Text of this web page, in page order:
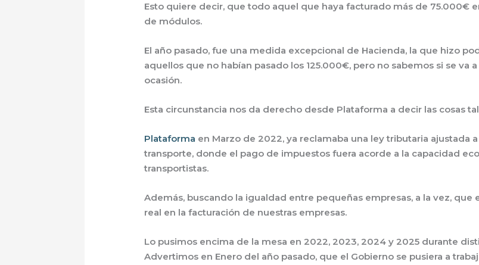
Esto quiere decir, que todo aquel que haya facturado más de 75.000€
de módulos.
El año pasado, fue una medida excepcional de Hacienda, la que hizo
aquellos que no habían pasado los 125.000€, pero no sabemos si se va
ocasión.
Esta circunstancia nos da derecho desde Plataforma a decir las cosas
Plataforma en Marzo de 2022, ya reclamaba una ley tributaria ajustada
transporte, donde el pago de impuestos fuera acorde a la capacidad
transportistas.
Además, buscando la igualdad entre pequeñas empresas, a la vez, que
real en la facturación de nuestras empresas.
Lo pusimos encima de la mesa en 2022, 2023, 2024 y 2025 durante
Advertimos en Enero del año pasado, que el Gobierno se pusiera a